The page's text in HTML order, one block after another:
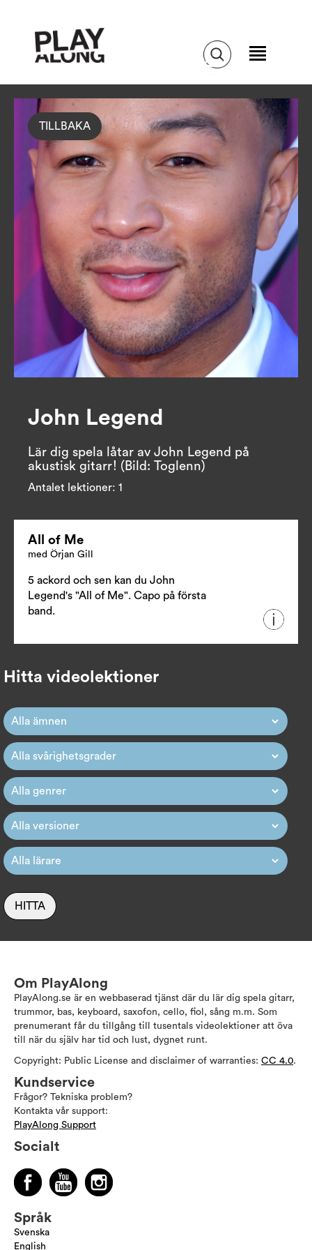
TILLBAKA
John Legend
Lär dig spela låtar av John Legend på
akustisk gitarr! (Bild: Toglenn)
Antalet lektioner: 1
All of Me
med Örjan Gill
5 ackord och sen kan du John
Legend's "All of Me". Capo på första
band.
Hitta videolektioner
HITTA
Om PlayAlong
PlayAlong.se är en webbaserad tjänst där du lär dig spela gitarr,
trummor, bas, keyboard, saxofon, cello, fiol, sång m.m. Som
prenumerant får du tillgång till tusentals videolektioner att öva
till när du själv har tid och lust, dygnet runt.
Copyright: Public License and disclaimer of warranties: CC 4.0.
Kundservice
Frågor? Tekniska problem?
Kontakta vår support:
PlayAlong Support
Socialt
Språk
Svenska
English